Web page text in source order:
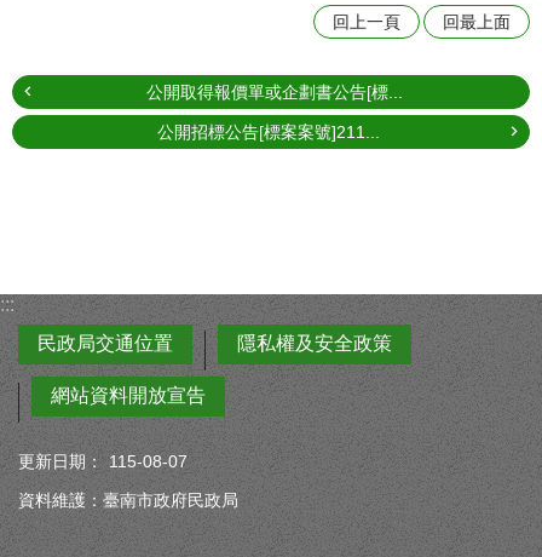
回上一頁 回最上面
公開取得報價單或企劃書公告[標...
公開招標公告[標案案號]211...
:::
民政局交通位置
隱私權及安全政策
網站資料開放宣告
更新日期：
115-08-07
資料維護：臺南市政府民政局